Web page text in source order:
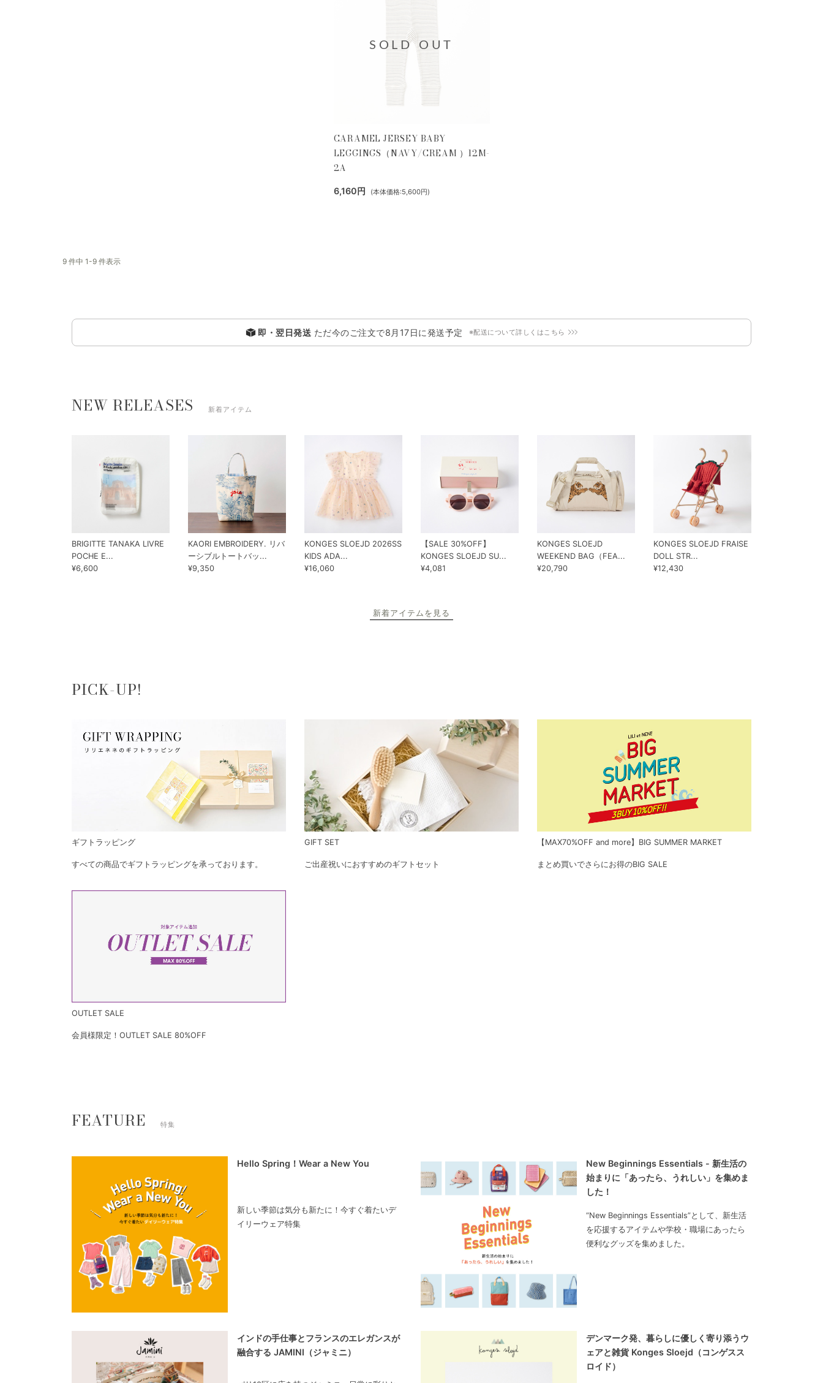
CARAMEL JERSEY BABY
LEGGINGS（NAVY/CREAM ）12M-
2A
6,160円 (本体価格:5,600円)
SOLD OUT
9 件中 1-9 件表示
即・翌日発送 ただ今のご注文で8月17日に発送予定 ※配送について詳しくはこちら
NEW RELEASES 新着アイテム
BRIGITTE TANAKA LIVRE
POCHE E...
¥6,600
KAORI EMBROIDERY. リバ
ーシブルトートバッ...
¥9,350
KONGES SLOEJD 2026SS
KIDS ADA...
¥16,060
【SALE 30%OFF】
KONGES SLOEJD SU...
¥4,081
KONGES SLOEJD
WEEKEND BAG（FEA...
¥20,790
KONGES SLOEJD FRAISE
DOLL STR...
¥12,430
新着アイテムを見る
PICK-UP!
ギフトラッピング
すべての商品でギフトラッピングを承っております。
GIFT SET
ご出産祝いにおすすめのギフトセット
【MAX70%OFF and more】BIG SUMMER MARKET
まとめ買いでさらにお得のBIG SALE
OUTLET SALE
会員様限定！OUTLET SALE 80%OFF
FEATURE 特集
Hello Spring！Wear a New You
新しい季節は気分も新たに！今すぐ着たいデ
イリーウェア特集
New Beginnings Essentials - 新生活の
始まりに「あったら、うれしい」を集めま
した！
“New Beginnings Essentials”として、新生活
を応援するアイテムや学校・職場にあったら
便利なグッズを集めました。
インドの手仕事とフランスのエレガンスが
融合する JAMINI（ジャミニ）
デンマーク発、暮らしに優しく寄り添うウ
ェアと雑貨 Konges Sloejd（コンゲスス
ロイド）